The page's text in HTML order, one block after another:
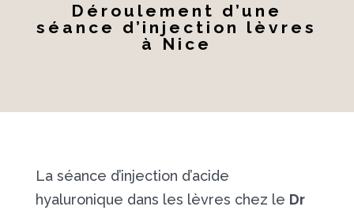
Déroulement d’une
séance d’injection lèvres
à Nice
La séance d’injection d’acide
hyaluronique dans les lèvres chez le Dr